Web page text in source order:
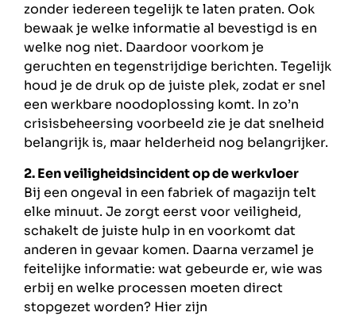
zonder iedereen tegelijk te laten praten. Ook
bewaak je welke informatie al bevestigd is en
welke nog niet. Daardoor voorkom je
geruchten en tegenstrijdige berichten. Tegelijk
houd je de druk op de juiste plek, zodat er snel
een werkbare noodoplossing komt. In zo’n
crisisbeheersing voorbeeld zie je dat snelheid
belangrijk is, maar helderheid nog belangrijker.
2. Een veiligheidsincident op de werkvloer
Bij een ongeval in een fabriek of magazijn telt
elke minuut. Je zorgt eerst voor veiligheid,
schakelt de juiste hulp in en voorkomt dat
anderen in gevaar komen. Daarna verzamel je
feitelijke informatie: wat gebeurde er, wie was
erbij en welke processen moeten direct
stopgezet worden? Hier zijn